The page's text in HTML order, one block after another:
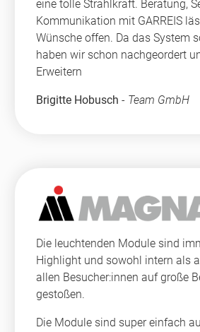
eine tolle Strahlkraft. Beratung,
Kommunikation mit GARREIS
Wünsche offen. Da das System
haben wir schon nachgeordert
Erweitern
Brigitte Hobusch - Team GmbH
Die leuchtenden Module sind
Highlight und sowohl intern als
allen Besucher:innen auf große
gestoßen.
Die Module sind super einfach